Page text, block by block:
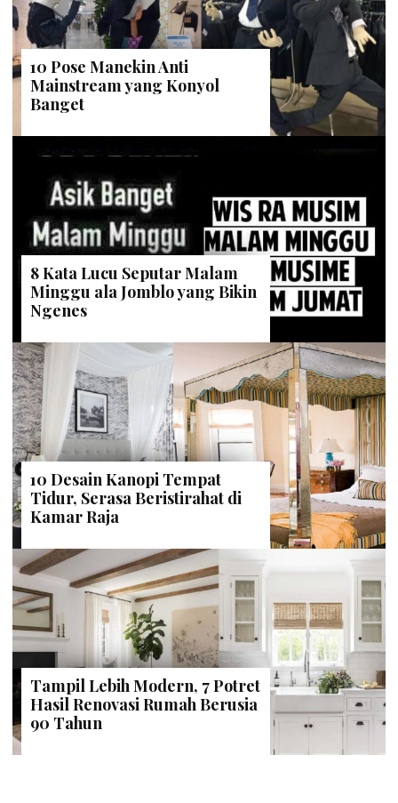
10 Pose Manekin Anti
Mainstream yang Konyol
Banget
8 Kata Lucu Seputar Malam
Minggu ala Jomblo yang Bikin
Ngenes
10 Desain Kanopi Tempat
Tidur, Serasa Beristirahat di
Kamar Raja
Tampil Lebih Modern, 7 Potret
Hasil Renovasi Rumah Berusia
90 Tahun